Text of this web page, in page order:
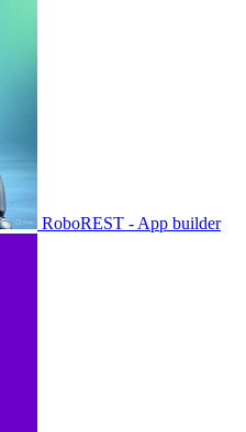
RoboREST - App builder